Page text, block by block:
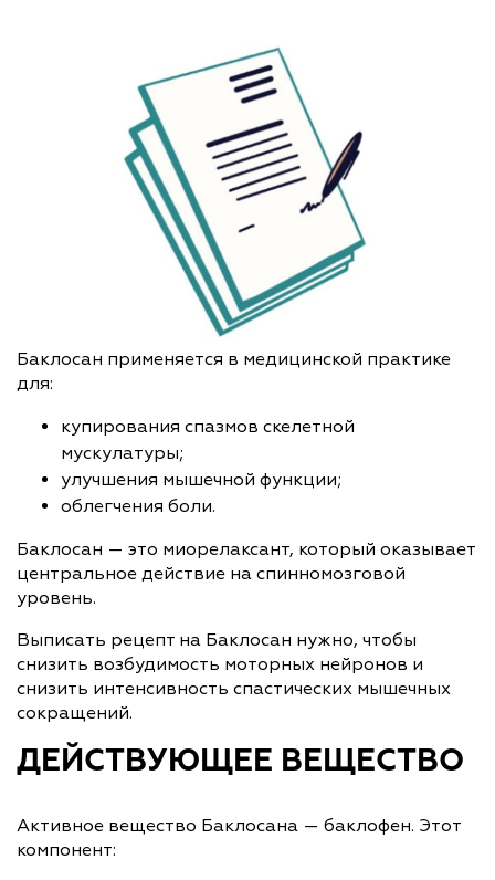
Баклосан применяется в медицинской практике
для:
купирования спазмов скелетной
мускулатуры;
улучшения мышечной функции;
облегчения боли.
Баклосан — это миорелаксант, который оказывает
центральное действие на спинномозговой
уровень.
Выписать рецепт на Баклосан нужно, чтобы
снизить возбудимость моторных нейронов и
снизить интенсивность спастических мышечных
сокращений.
ДЕЙСТВУЮЩЕЕ ВЕЩЕСТВО
Активное вещество Баклосана — баклофен. Этот
компонент: